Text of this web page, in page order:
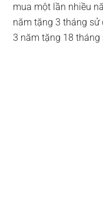
mua một lần nhiều
năm tặng 3 tháng sử
3 năm tặng 18 tháng